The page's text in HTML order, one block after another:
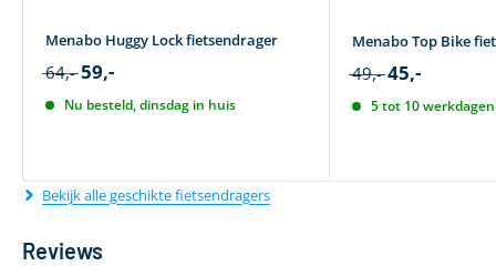
Menabo Huggy Lock fietsendrager
64,- 59,-
Nu besteld, dinsdag in huis
Menabo Top Bike
49,- 45,-
5 tot 10
Bekijk alle geschikte fietsendragers
Reviews